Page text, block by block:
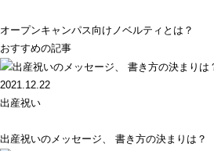
オープンキャンパス向けノベルティとは？
おすすめの記事
2021.12.22
出産祝い
出産祝いのメッセージ、 書き方の決まりは？